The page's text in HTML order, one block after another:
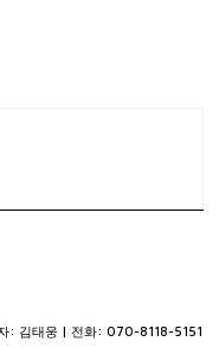
: 김태웅 | 전화: 070-8118-5151